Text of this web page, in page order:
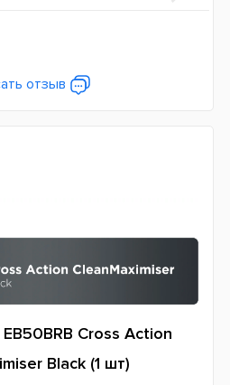
отзыв
Cross Action
Black (1 шт)